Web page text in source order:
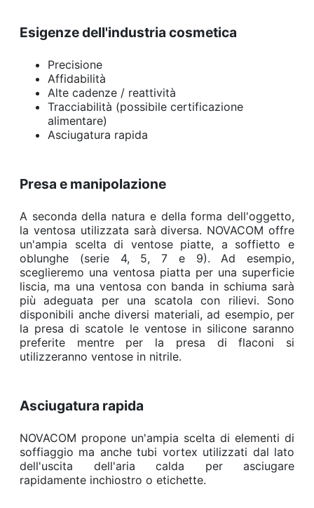
Esigenze dell'industria cosmetica
Precisione
Affidabilità
Alte cadenze / reattività
Tracciabilità (possibile certificazione
alimentare)
Asciugatura rapida
Presa e manipolazione
A seconda della natura e della forma dell'oggetto,
la ventosa utilizzata sarà diversa. NOVACOM offre
un'ampia scelta di ventose piatte, a soffietto e
oblunghe (serie 4, 5, 7 e 9). Ad esempio,
sceglieremo una ventosa piatta per una superficie
liscia, ma una ventosa con banda in schiuma sarà
più adeguata per una scatola con rilievi. Sono
disponibili anche diversi materiali, ad esempio, per
la presa di scatole le ventose in silicone saranno
preferite mentre per la presa di flaconi si
utilizzeranno ventose in nitrile.
Asciugatura rapida
NOVACOM propone un'ampia scelta di elementi di
soffiaggio ma anche tubi vortex utilizzati dal lato
dell'uscita dell'aria calda per asciugare
rapidamente inchiostro o etichette.